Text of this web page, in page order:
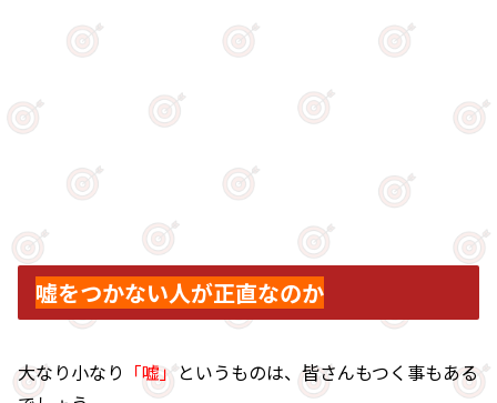
嘘をつかない人が正直なのか
大なり小なり 「嘘」というものは、皆さんもつく事もある